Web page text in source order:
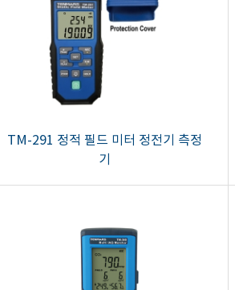
TM-291 정적 필드 미터 정전기 측정
기